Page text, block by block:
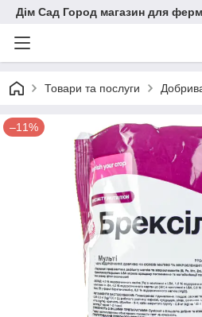
Дім Сад Город магазин для
Товари та послуги
–11%